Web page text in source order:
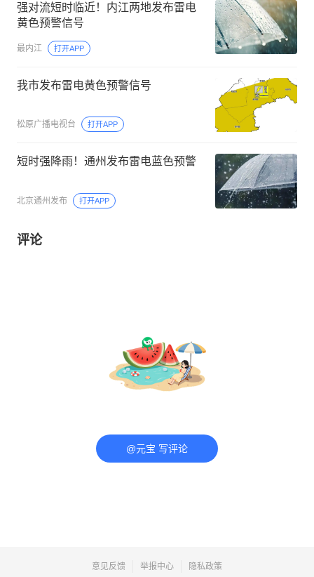
强对流短时临近！内江两地发布雷电
黄色预警信号
最内江 打开APP
我市发布雷电黄色预警信号
松原广播电视台 打开APP
短时强降雨！通州发布雷电蓝色预警
北京通州发布 打开APP
评论
@元宝 写评论
意见反馈 举报中心 隐私政策